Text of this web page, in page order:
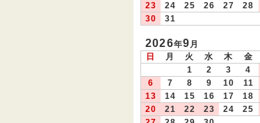
23
24 25 26 27 28
30
31
2026年9月
日
月 火 水 木 金
1
2 3 4
6
7 8 9 10 11
13
14 15 16 17 18
20
21 22 23 24 25